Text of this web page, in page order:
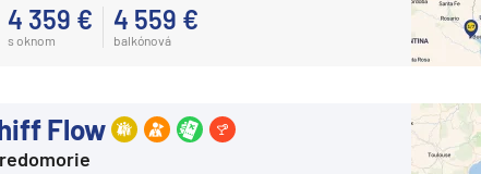
4 359 €
s oknom
4 559 €
balkónová
Flow